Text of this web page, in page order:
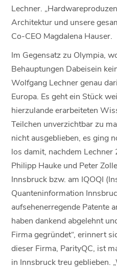
Lechner.
Architektur und unsere
Co-CEO Magdalena Hauser.
Im Gegensatz zu Olympia,
Behauptungen Dabeisein
Wolfgang Lechner genau
Europa. Es geht ein Stück
hierzulande erarbeiteten
Teilchen unverzichtbar zu
nicht ausgeblieben, es ging
los damit, nachdem
Philipp Hauke und Peter
Innsbruck bzw. am IQOQI
Quanteninformation
aufsehenerregende Patente
haben dankend abgelehnt
Firma gegründet“, erinnert
dieser Firma, ParityQC, ist
in Innsbruck treu geblieben.